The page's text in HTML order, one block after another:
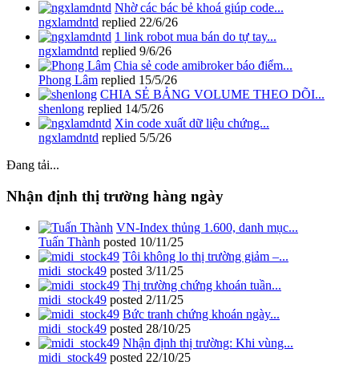
Nhờ các bác bẻ khoá giúp code...
ngxlamdntd replied 22/6/26
1 link robot mua bán do tự tay...
ngxlamdntd replied 9/6/26
Chia sẻ code amibroker báo điểm...
Phong Lâm replied 15/5/26
CHIA SẺ BẢNG VOLUME THEO DÕI...
shenlong replied 14/5/26
Xin code xuất dữ liệu chứng...
ngxlamdntd replied 5/5/26
Đang tải...
Nhận định thị trường hàng ngày
VN-Index thủng 1.600, danh mục...
Tuấn Thành posted 10/11/25
Tôi không lo thị trường giảm –...
midi_stock49 posted 3/11/25
Thị trường chứng khoán tuần...
midi_stock49 posted 2/11/25
Bức tranh chứng khoán ngày...
midi_stock49 posted 28/10/25
Nhận định thị trường: Khi vùng...
midi_stock49 posted 22/10/25